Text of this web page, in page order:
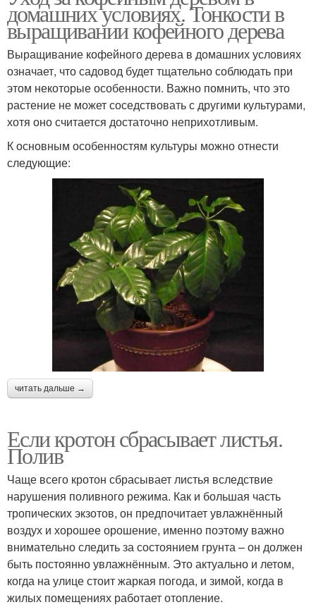
домашних условиях. Тонкости в
выращивании кофейного дерева
Выращивание кофейного дерева в домашних условиях
означает, что садовод будет тщательно соблюдать при
этом некоторые особенности. Важно помнить, что это
растение не может соседствовать с другими культурами,
хотя оно считается достаточно неприхотливым.
К основным особенностям культуры можно отнести
следующие:
читать дальше →
Если кротон сбрасывает листья.
Полив
Чаще всего кротон сбрасывает листья вследствие
нарушения поливного режима. Как и большая часть
тропических экзотов, он предпочитает увлажнённый
воздух и хорошее орошение, именно поэтому важно
внимательно следить за состоянием грунта – он должен
быть постоянно увлажнённым. Это актуально и летом,
когда на улице стоит жаркая погода, и зимой, когда в
жилых помещениях работает отопление.